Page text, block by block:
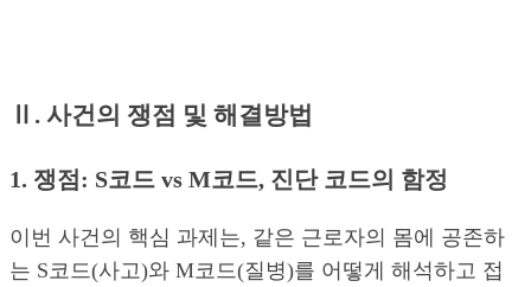
Ⅱ. 사건의 쟁점 및 해결방법
1. 쟁점: S코드 vs M코드, 진단 코드의 함정
이번 사건의 핵심 과제는, 같은 근로자의 몸에 공존하
는 S코드(사고)와 M코드(질병)를 어떻게 해석하고 접